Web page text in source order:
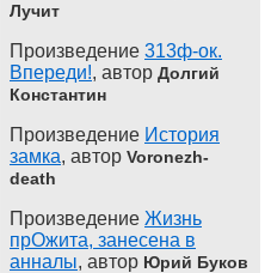
Лучит
Произведение 313ф-ок.
Впереди!, автор Долгий
Константин
Произведение История
замка, автор Voronezh-
death
Произведение Жизнь
прОжита, занесена в
анналы, автор Юрий Буков